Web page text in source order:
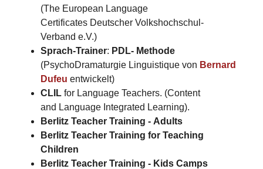
(The European Language
Certificates Deutscher Volkshochschul-
Verband e.V.)
Sprach-Trainer: PDL- Methode
(PsychoDramaturgie Linguistique von Bernard
Dufeu entwickelt)
CLILfor Language Teachers. (Content
and Language Integrated Learning).
Berlitz Teacher Training - Adults
Berlitz Teacher Training for Teaching
Children
Berlitz Teacher Training - Kids Camps​